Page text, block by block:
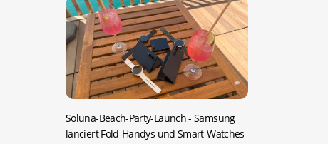
Soluna-Beach-Party-Launch -Samsung
lanciert Fold-Handys und Smart-Watches